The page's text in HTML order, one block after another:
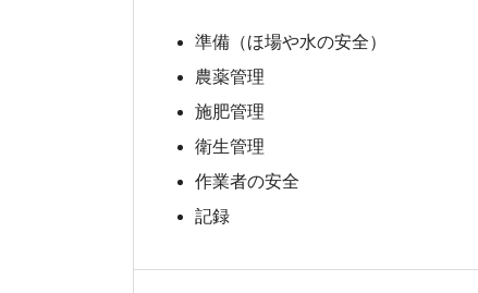
準備（ほ場や水の安全）
農薬管理
施肥管理
衛生管理
作業者の安全
記録